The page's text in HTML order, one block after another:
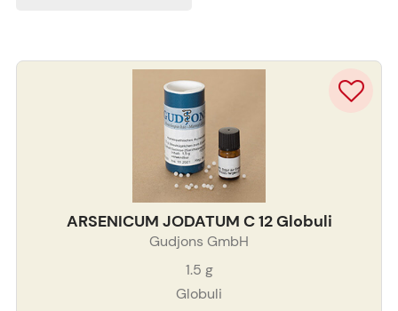
ARSENICUM JODATUM C 12 Globuli
Gudjons GmbH
1.5 g
Globuli